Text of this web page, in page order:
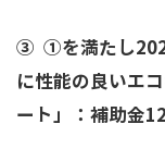
③ ①を満たし
に性能の良いエ
ート」： 補助金